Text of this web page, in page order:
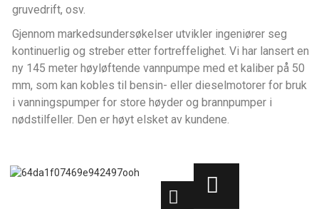
gruvedrift, osv.
Gjennom markedsundersøkelser utvikler ingeniører seg
kontinuerlig og streber etter fortreffelighet. Vi har lansert en
ny 145 meter høyløftende vannpumpe med et kaliber på 50
mm, som kan kobles til bensin- eller dieselmotorer for bruk
i vanningspumper for store høyder og brannpumper i
nødstilfeller. Den er høyt elsket av kundene.